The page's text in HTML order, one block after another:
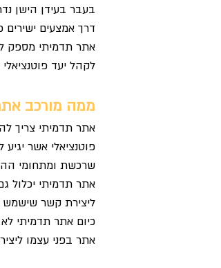
בעבר בעידן הישן
דרך אמצעים ישירים
אתר תדמיתי מספק
לקהל יעד
ממה מורכב
אתר תדמיתי צריך
פוטנציאלי אשר
שרכשת ומתחומי
אתר תדמיתי יכלול
ליצירת קשר
כיום אתר תדמיתי
אתר בפני עצמו